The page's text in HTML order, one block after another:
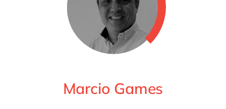
Marcio Games